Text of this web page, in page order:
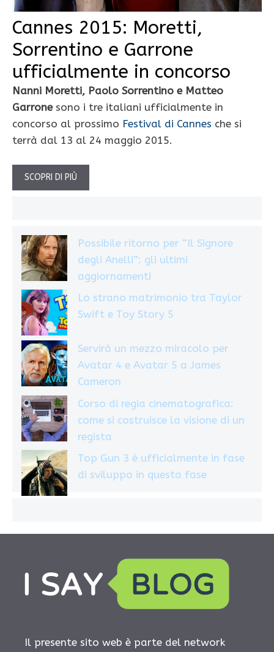
Cannes 2015: Moretti,
Sorrentino e Garrone
ufficialmente in concorso
Nanni Moretti, Paolo Sorrentino e Matteo
Garronesono i tre italiani ufficialmente in
concorso al prossimo Festival di Cannes che si
terrà dal 13 al 24 maggio 2015.
SCOPRI DI PIÙ
Possibile ritorno per “Il Signore
degli Anelli”: gli ultimi
aggiornamenti
Lo strano matrimonio tra Taylor
Swift e Toy Story 5
Servirà un mezzo miracolo per
Avatar 4 e Avatar 5 a James
Cameron
Corso di regia cinematografica:
come si costruisce la visione di un
regista
Top Gun 3 è ufficialmente in fase
di sviluppo in questa fase
Il presente sito web è parte del network